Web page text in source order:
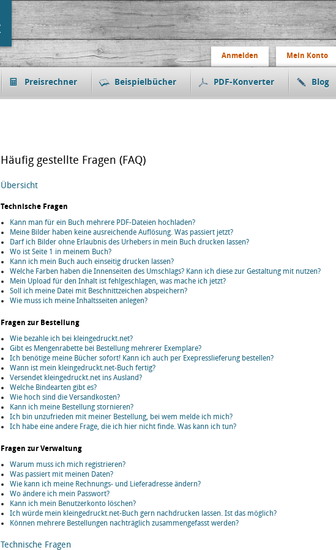
Anmelden Mein Konto
Preisrechner Beispielbücher PDF-Konverter Blog
Häufig gestellte Fragen (FAQ)
Übersicht
Technische Fragen
Kann man für ein Buch mehrere PDF-Dateien hochladen?
Meine Bilder haben keine ausreichende Auflösung. Was passiert jetzt?
Darf ich Bilder ohne Erlaubnis des Urhebers in mein Buch drucken lassen?
Wo ist Seite 1 in meinem Buch?
Kann ich mein Buch auch einseitig drucken lassen?
Welche Farben haben die Innenseiten des Umschlags? Kann ich diese zur Gestaltung mit nutzen?
Mein Upload für den Inhalt ist fehlgeschlagen, was mache ich jetzt?
Soll ich meine Datei mit Beschnittzeichen abspeichern?
Wie muss ich meine Inhaltsseiten anlegen?
Fragen zur Bestellung
Wie bezahle ich bei kleingedruckt.net?
Gibt es Mengenrabette bei Bestellung mehrerer Exemplare?
Ich benötige meine Bücher sofort! Kann ich auch per Exepresslieferung bestellen?
Wann ist mein kleingedruckt.net-Buch fertig?
Versendet kleingedruckt.net ins Ausland?
Welche Bindearten gibt es?
Wie hoch sind die Versandkosten?
Kann ich meine Bestellung stornieren?
Ich bin unzufrieden mit meiner Bestellung, bei wem melde ich mich?
Ich habe eine andere Frage, die ich hier nicht finde. Was kann ich tun?
Fragen zur Verwaltung
Warum muss ich mich registrieren?
Was passiert mit meinen Daten?
Wie kann ich meine Rechnungs- und Lieferadresse ändern?
Wo ändere ich mein Passwort?
Kann ich mein Benutzerkonto löschen?
Ich würde mein kleingedruckt.net-Buch gern nachdrucken lassen. Ist das möglich?
Können mehrere Bestellungen nachträglich zusammengefasst werden?
Technische Fragen